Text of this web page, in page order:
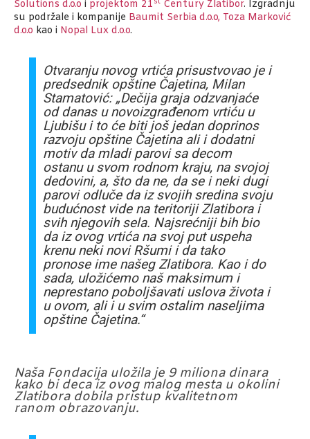
Solutions d.o.o i projektom 21 Century Zlatibor. Izgradnju
su podržale i kompanije Baumit Serbia d.o.o, Toza Marković
d.o.o kao i Nopal Lux d.o.o.
Otvaranju novog vrtića prisustvovao je i
predsednik opštine Čajetina, Milan
Stamatović: „Dečija graja odzvanjaće
od danas u novoizgrađenom vrtiću u
Ljubišu i to će biti još jedan doprinos
razvoju opštine Čajetina ali i dodatni
motiv da mladi parovi sa decom
ostanu u svom rodnom kraju, na svojoj
dedovini, a, što da ne, da se i neki dugi
parovi odluče da iz svojih sredina svoju
budućnost vide na teritoriji Zlatibora i
svih njegovih sela. Najsrećniji bih bio
da iz ovog vrtića na svoj put uspeha
krenu neki novi Ršumi i da tako
pronose ime našeg Zlatibora. Kao i do
sada, uložićemo naš maksimum i
neprestano poboljšavati uslova života i
u ovom, ali i u svim ostalim naseljima
opštine Čajetina.“
Naša Fondacija uložila je 9 miliona dinara
kako bi deca iz ovog malog mesta u okolini
Zlatibora dobila pristup kvalitetnom
ranom obrazovanju.